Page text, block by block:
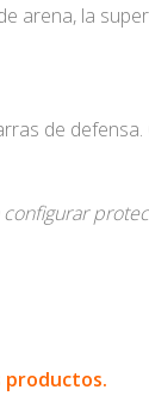
arena, la
de